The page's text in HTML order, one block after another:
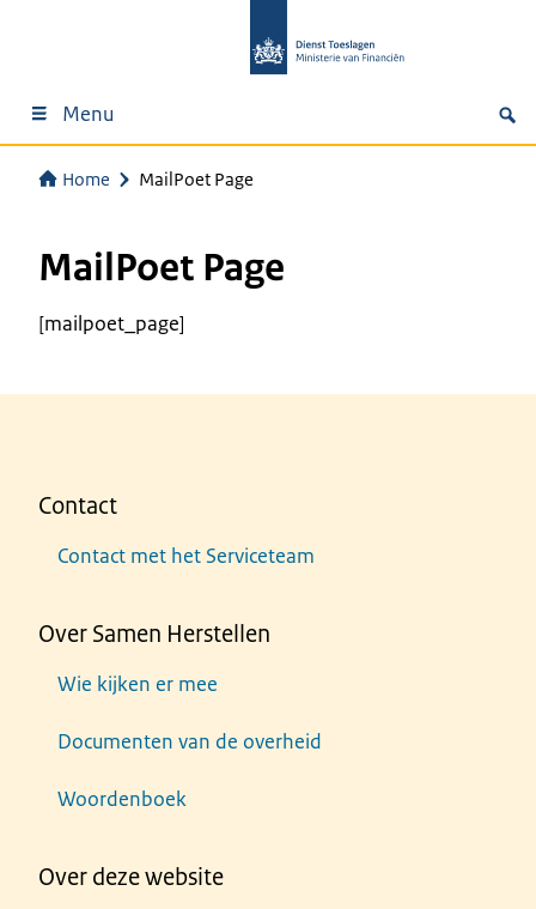
Menu
Home MailPoet Page
MailPoet Page
[mailpoet_page]
Contact
Contact met het Serviceteam
Over Samen Herstellen
Wie kijken er mee
Documenten van de overheid
Woordenboek
Over deze website